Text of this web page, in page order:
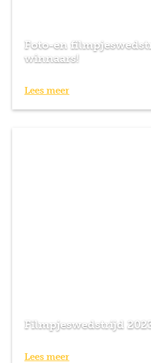
Foto-en
winnaars!
Lees meer
Filmpjeswedstrijd
Lees meer